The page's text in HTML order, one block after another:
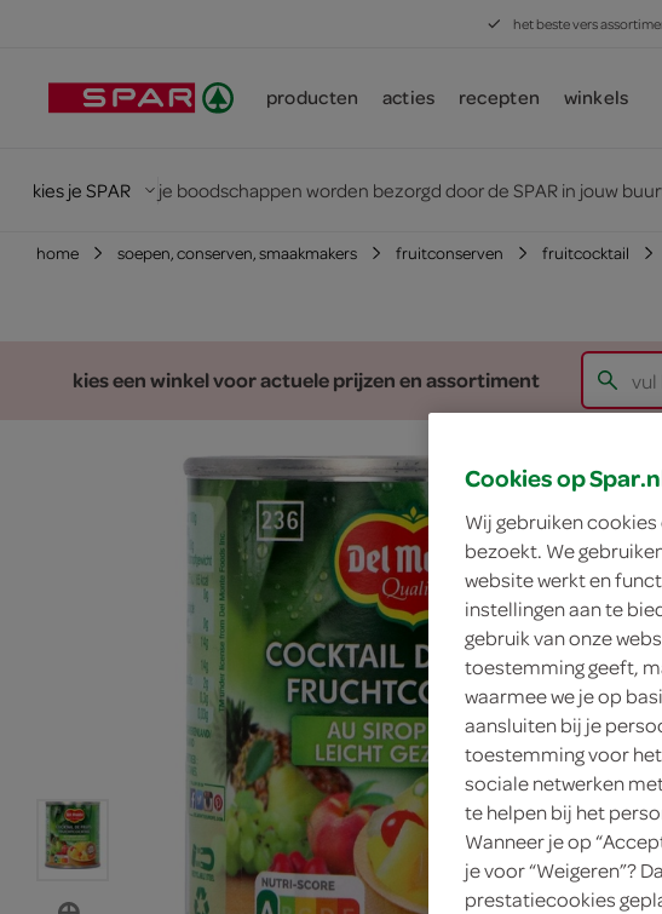
het beste vers
producten acties recepten winkels
kies je SPAR je boodschappen worden bezorgd door de SPAR in jouw
home soepen, conserven, smaakmakers fruitconserven fruitcocktail
kies een winkel voor actuele prijzen en assortiment
Cookies op
Wij gebruiken
bezoekt. We
website werkt en
instellingen aan te
gebruik van onze
toestemming geeft,
waarmee we je op
aansluiten bij je
toestemming voor
sociale netwerken
te helpen bij het
Wanneer je op
je voor “Weigeren”?
prestatiecookies